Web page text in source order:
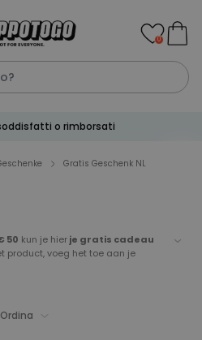
con Logo e
Comprato
con
0
o rimborsati
Gratis Geschenk NL
50 kun je hierje gratis cadeau
product, voeg het toe aan je
Ordina